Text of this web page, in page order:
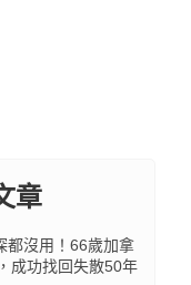
章
都沒用！66歲加拿
成功找回失散50年